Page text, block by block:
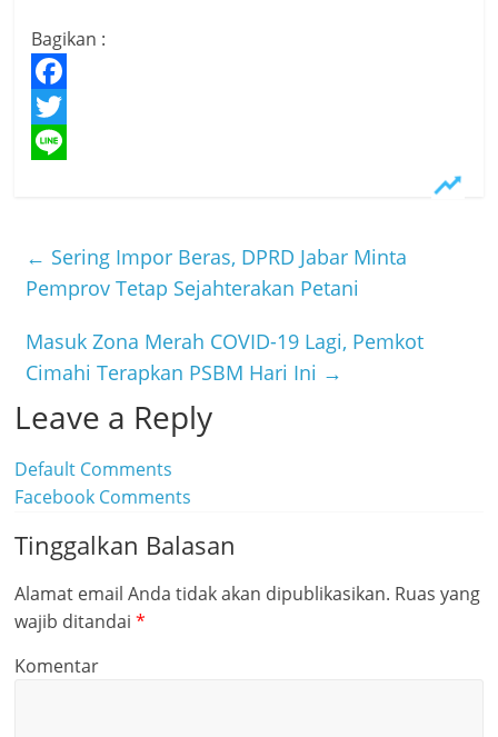
Bagikan :
F
a
o
k
T
t
r
e
← Sering Impor Beras, DPRD Jabar Minta
Pemprov Tetap Sejahterakan Petani
Masuk Zona Merah COVID-19 Lagi, Pemkot
Cimahi Terapkan PSBM Hari Ini →
Leave a Reply
Default Comments
Facebook Comments
Tinggalkan Balasan
Alamat email Anda tidak akan dipublikasikan. Ruas yang
wajib ditandai*
Komentar